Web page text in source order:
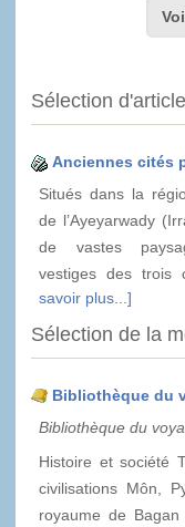
Sélection
Anciennes cités
Situés dans la
de l’Ayeyarwady
de vastes
vestiges des trois
savoir plus...]
Sélection de la
Bibliothèque du
Bibliothèque du
Histoire et société
civilisations Môn,
royaume de